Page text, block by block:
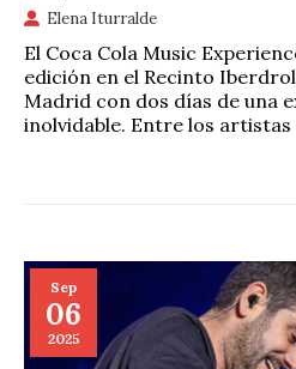
Elena Iturralde
El Coca Cola Music
edición en el Recinto
Madrid con dos días de una
inolvidable. Entre los artistas
Sep
06
2025